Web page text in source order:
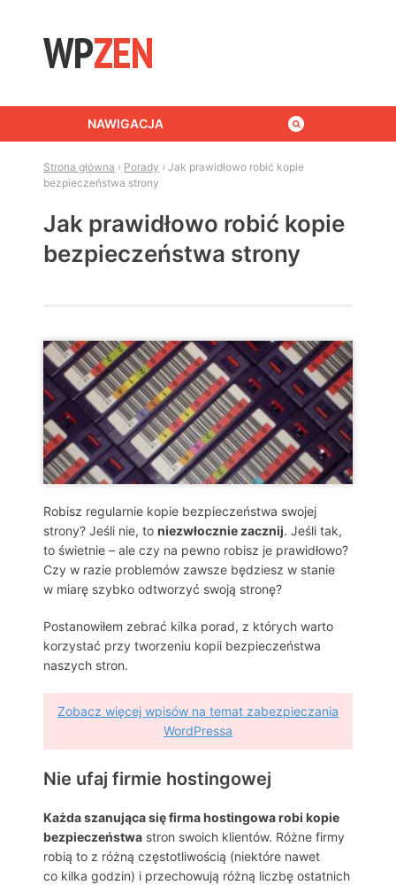
NAWIGACJA
Strona główna › Porady › Jak prawidłowo robić kopie
bezpieczeństwa strony
Jak prawidłowo robić kopie
bezpieczeństwa strony
Robisz regularnie kopie bezpieczeństwa swojej
strony? Jeśli nie, to niezwłocznie zacznij. Jeśli tak,
to świetnie – ale czy na pewno robisz je prawidłowo?
Czy w razie problemów zawsze będziesz w stanie
w miarę szybko odtworzyć swoją stronę?
Postanowiłem zebrać kilka porad, z których warto
korzystać przy tworzeniu kopii bezpieczeństwa
naszych stron.
Zobacz więcej wpisów na temat zabezpieczania
WordPressa
Nie ufaj firmie hostingowej
Każda szanująca się firma hostingowa robi kopie
bezpieczeństwa stron swoich klientów. Różne firmy
robią to z różną częstotliwością (niektóre nawet
co kilka godzin) i przechowują różną liczbę ostatnich